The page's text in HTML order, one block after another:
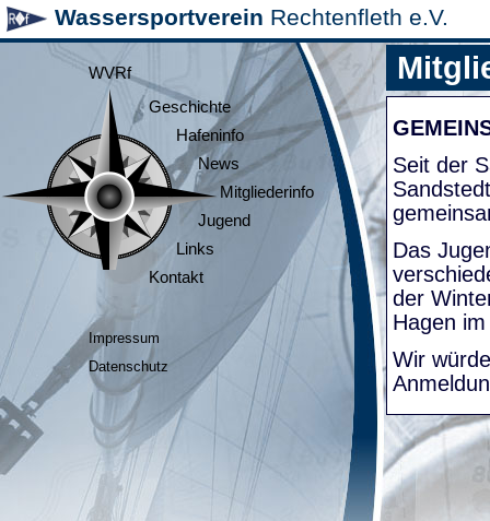
Wassersportverein Rechtenfleth e.V.
WVRf
Geschichte
Hafeninfo
News
Mitgliederinfo
Jugend
Links
Kontakt
Impressum
Datenschutz
Seit der
Das
der
Hagen
Wir